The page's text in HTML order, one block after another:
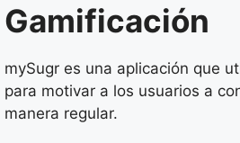
Gamificación
mySugr es una aplicación que
para motivar a los usuarios a
manera regular.